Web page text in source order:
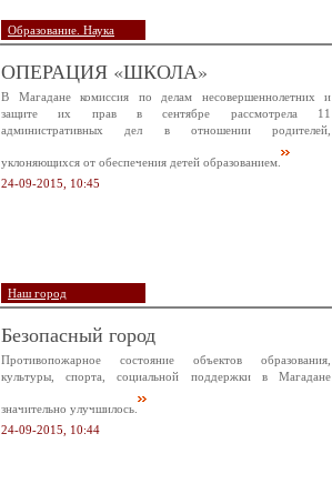
Образование. Наука
ОПЕРАЦИЯ «ШКОЛА»
В Магадане комиссия по делам несовершеннолетних и
защите их прав в сентябре рассмотрела 11
административных дел в отношении родителей,
уклоняющихся от обеспечения детей образованием.
24-09-2015, 10:45
Наш город
Безопасный город
Противопожарное состояние объектов образования,
культуры, спорта, социальной поддержки в Магадане
значительно улучшилось.
24-09-2015, 10:44